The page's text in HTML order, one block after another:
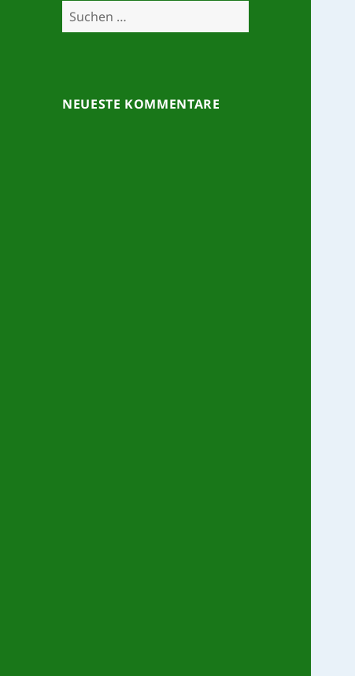
Suchen
nach:
NEUESTE KOMMENTARE